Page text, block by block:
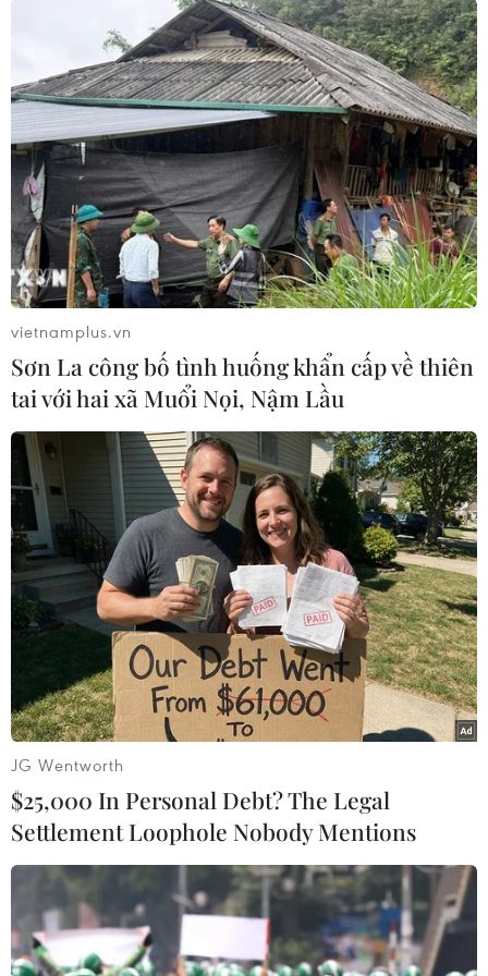
#Eurozone #ECB #Tỷ lệ lạm phát #Giá khí đốt
Theo dõi VietnamPlus
TIN LIÊN QUAN
Tỷ lệ lạm phát của Eurozone tăng lên mức
cao kỷ lục trong tháng 11
30/11/2021 22:22
Theo Eurostat, chỉ số giá tiêu dùng (CPI) tháng 11 của
Eurozone - một thước đo của lạm phát - đã tăng lên
vietnamplus.vn
Sơn La công bố tình huống khẩn cấp về thiên
tai với hai xã Muổi Nọi, Nậm Lầu
JG Wentworth
$25,000 In Personal Debt? The Legal
Settlement Loophole Nobody Mentions